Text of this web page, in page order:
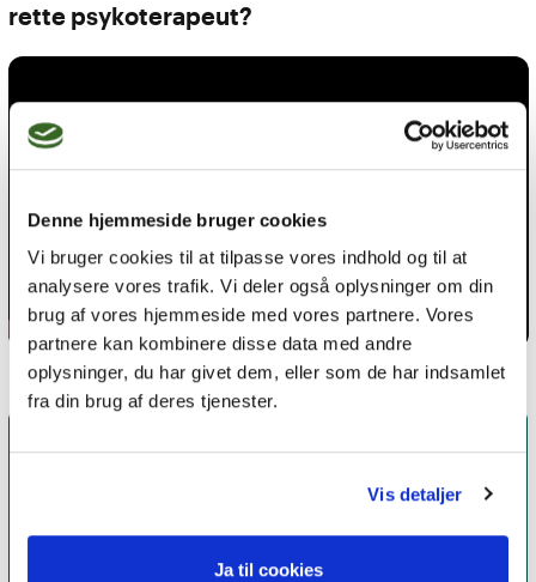
Denne hjemmeside bruger cookies
Vi bruger cookies til at tilpasse vores indhold og til at
analysere vores trafik. Vi deler også oplysninger om din
brug af vores hjemmeside med vores partnere. Vores
partnere kan kombinere disse data med andre
oplysninger, du har givet dem, eller som de har indsamlet
fra din brug af deres tjenester.
Vis detaljer
Ja til cookies
rette psykoterapeut?